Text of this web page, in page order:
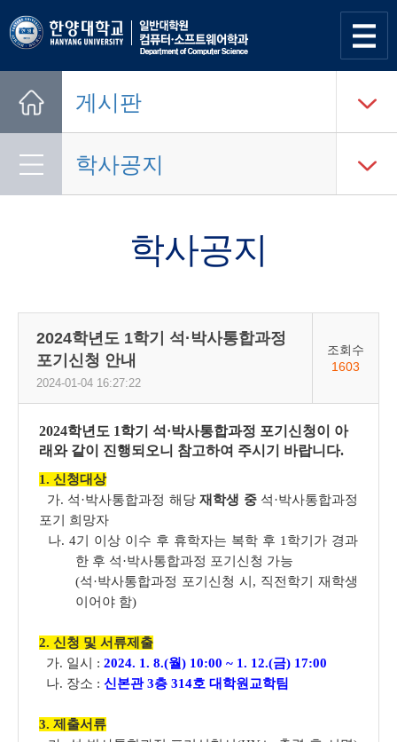
사이트
게시판
학사공지
학사공지
2024학년도 1학기 석·박사통합과정
포기신청 안내
2024-01-04 16:27:22
조회수
1603
2024학년도 1학기 석·박사통합과정 포기신청이 아
래와 같이 진행되오니 참고하여 주시기 바랍니다.
1. 신청대상
가. 석·박사통합과정 해당재학생 중석·박사통합과정
포기 희망자
나. 4기 이상 이수 후 휴학자는 복학 후 1학기가 경과
한 후 석·박사통합과정 포기신청 가능
(석·박사통합과정 포기신청 시, 직전학기 재학생
이어야 함)
2. 신청 및 서류제출
가. 일시 : 2024. 1. 8.(월) 10:00 ~ 1. 12.(금) 17:00
나. 장소 : 신본관 3층 314호 대학원교학팀
3. 제출서류